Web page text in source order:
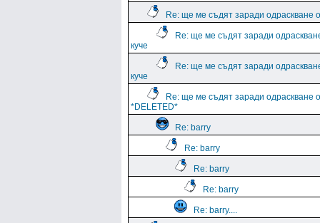
Re: ще ме съдят заради одраскване
Re: ще ме съдят заради
куче
Re: ще ме съдят заради
куче
Re: ще ме съдят заради одраскване
*DELETED*
Re: barry
Re: barry
Re: barry
Re: barry
Re: barry....